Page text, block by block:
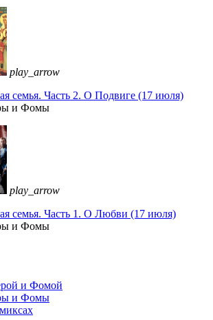
play_arrow
семья. Часть 2. О Подвиге (17 июля)
и Фомы
play_arrow
семья. Часть 1. О Любви (17 июля)
и Фомы
и Фомой
и Фомы